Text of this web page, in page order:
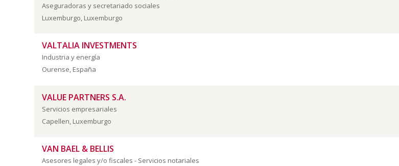
Aseguradoras y secretariado sociales
Luxemburgo, Luxemburgo
VALTALIA INVESTMENTS
Industria y energía
Ourense, España
VALUE PARTNERS S.A.
Servicios empresariales
Capellen, Luxemburgo
VAN BAEL & BELLIS
Asesores legales y/o fiscales - Servicios notariales